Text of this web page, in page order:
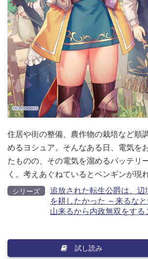
住居や街の整備、農作物の栽培など順
めるヨシュア。そんなある日、電気を
たものの、その電気を溜めるバッテリ
く。考えあぐねているとペンギンが現
シリーズ
追放された転生公爵は、辺
を耕したかった ～来るな
山来るから内政無双をする
試し読み